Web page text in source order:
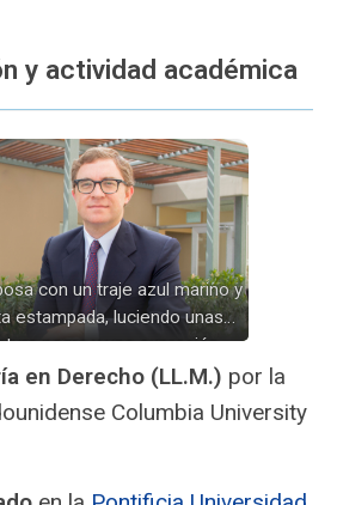
y actividad académica
con un traje azul marino y
estampada, luciendo unas
negra y una expresión
en su rostro.
en Derecho (LL.M.) por la
Columbia University